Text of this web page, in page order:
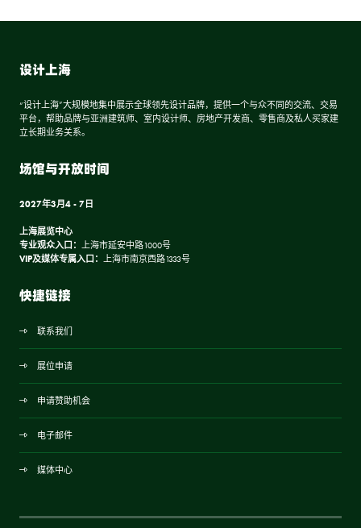
设计上海
“设计上海”大规模地集中展示全球领先设计品牌，提供一个与众不同的交流、交易
平台，帮助品牌与亚洲建筑师、室内设计师、房地产开发商、零售商及私人买家建
立长期业务关系。
场馆与开放时间
2027年3月4 - 7日
上海展览中心
专业观众入口： 上海市延安中路1000号
VIP及媒体专属入口： 上海市南京西路1333号
快捷链接
联系我们
展位申请
申请赞助机会
电子邮件
媒体中心